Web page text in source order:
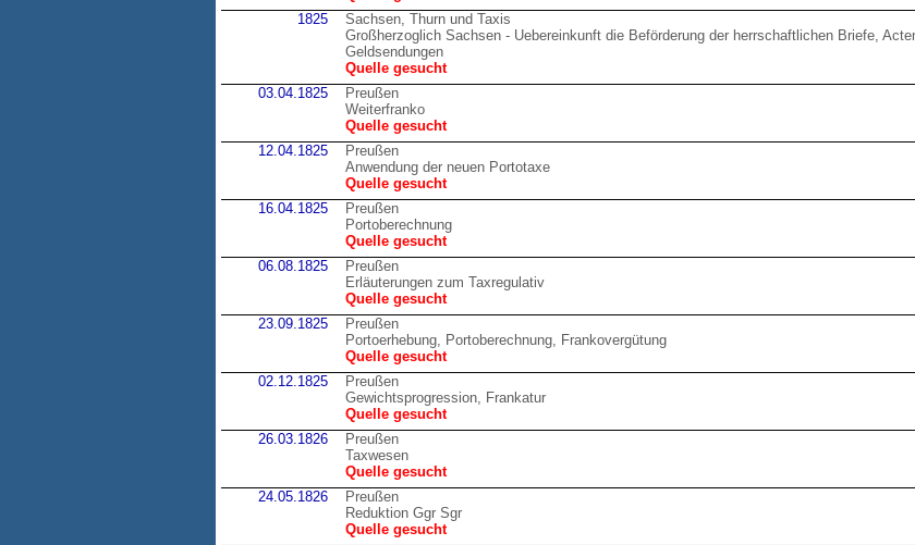
1825
Sachsen, Thurn und Taxis
Großherzoglich Sachsen - Uebereinkunft die Beförderung der herrschaftlichen Briefe,
Geldsendungen
Quelle gesucht
03.04.1825
Preußen
Weiterfranko
Quelle gesucht
12.04.1825
Preußen
Anwendung der neuen Portotaxe
Quelle gesucht
16.04.1825
Preußen
Portoberechnung
Quelle gesucht
06.08.1825
Preußen
Erläuterungen zum Taxregulativ
Quelle gesucht
23.09.1825
Preußen
Portoerhebung, Portoberechnung, Frankovergütung
Quelle gesucht
02.12.1825
Preußen
Gewichtsprogression, Frankatur
Quelle gesucht
26.03.1826
Preußen
Taxwesen
Quelle gesucht
24.05.1826
Preußen
Reduktion Ggr Sgr
Quelle gesucht